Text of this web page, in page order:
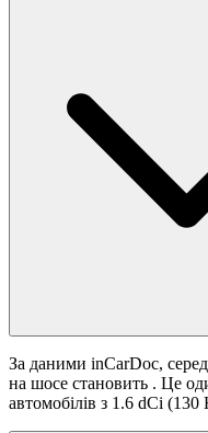
За даними inCarDoc,
на шосе становить . Це
автомобілів з 1.6 dCi